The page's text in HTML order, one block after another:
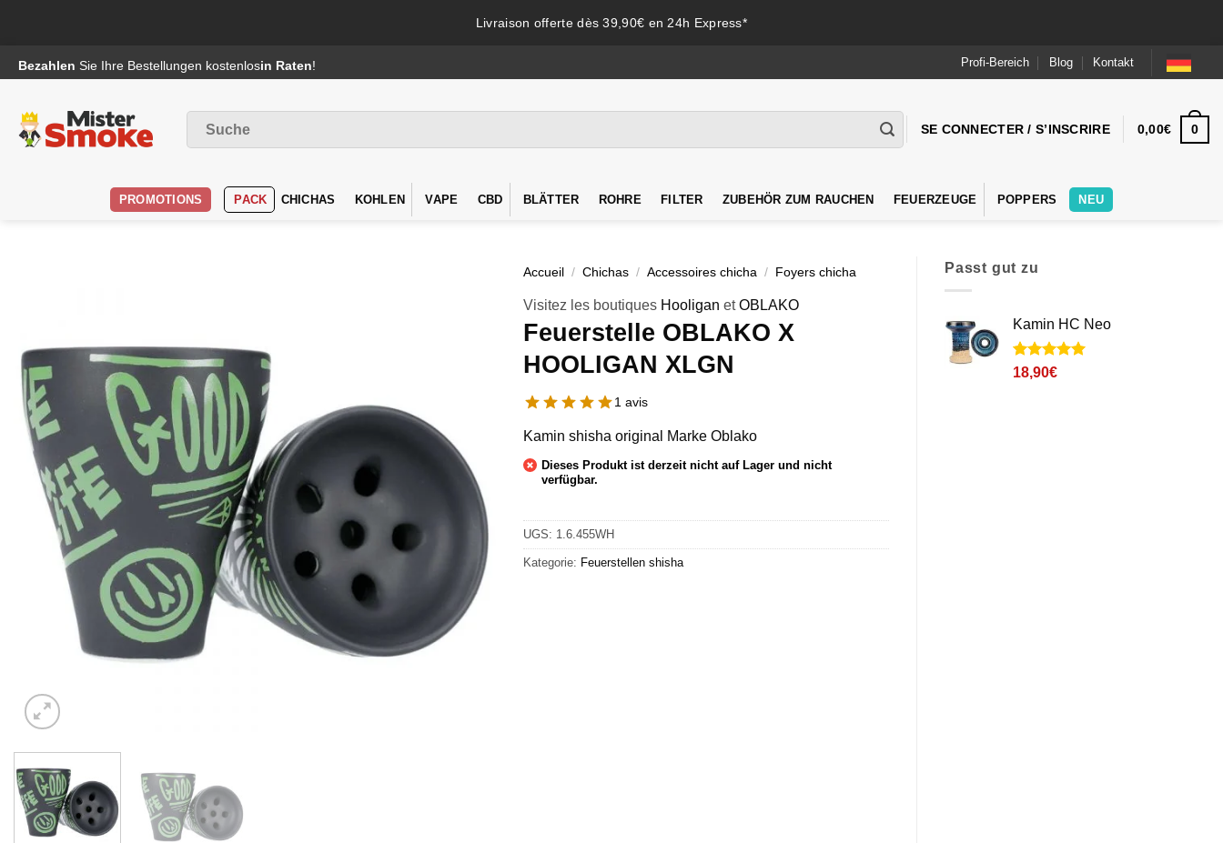
Livraison offerte dès 39,90€ en 24h Express*
au
Bezahlen Sie Ihre Bestellungen kostenlosin Raten! Profi-Bereich Blog Kontakt
nach
SE CONNECTER / S’INSCRIRE 0,00€ 0
PROMOTIONS PACK CHICHAS KOHLEN VAPE CBD BLÄTTER ROHRE FILTER ZUBEHÖR ZUM RAUCHEN FEUERZEUGE POPPERS NEU
Accueil / Chichas / Accessoires chicha / Foyers chicha
Visitez les boutiques Hooligan etOBLAKO
Feuerstelle OBLAKO X
HOOLIGAN XLGN
1 avis
Kamin shisha original Marke Oblako
Dieses Produkt ist derzeit nicht auf Lager und nicht
verfügbar.
UGS: 1.6.455WH
Kategorie: Feuerstellen shisha
Passt gut zu
Kamin HC Neo
Noté5sur
5 basé sur
2
18,90€